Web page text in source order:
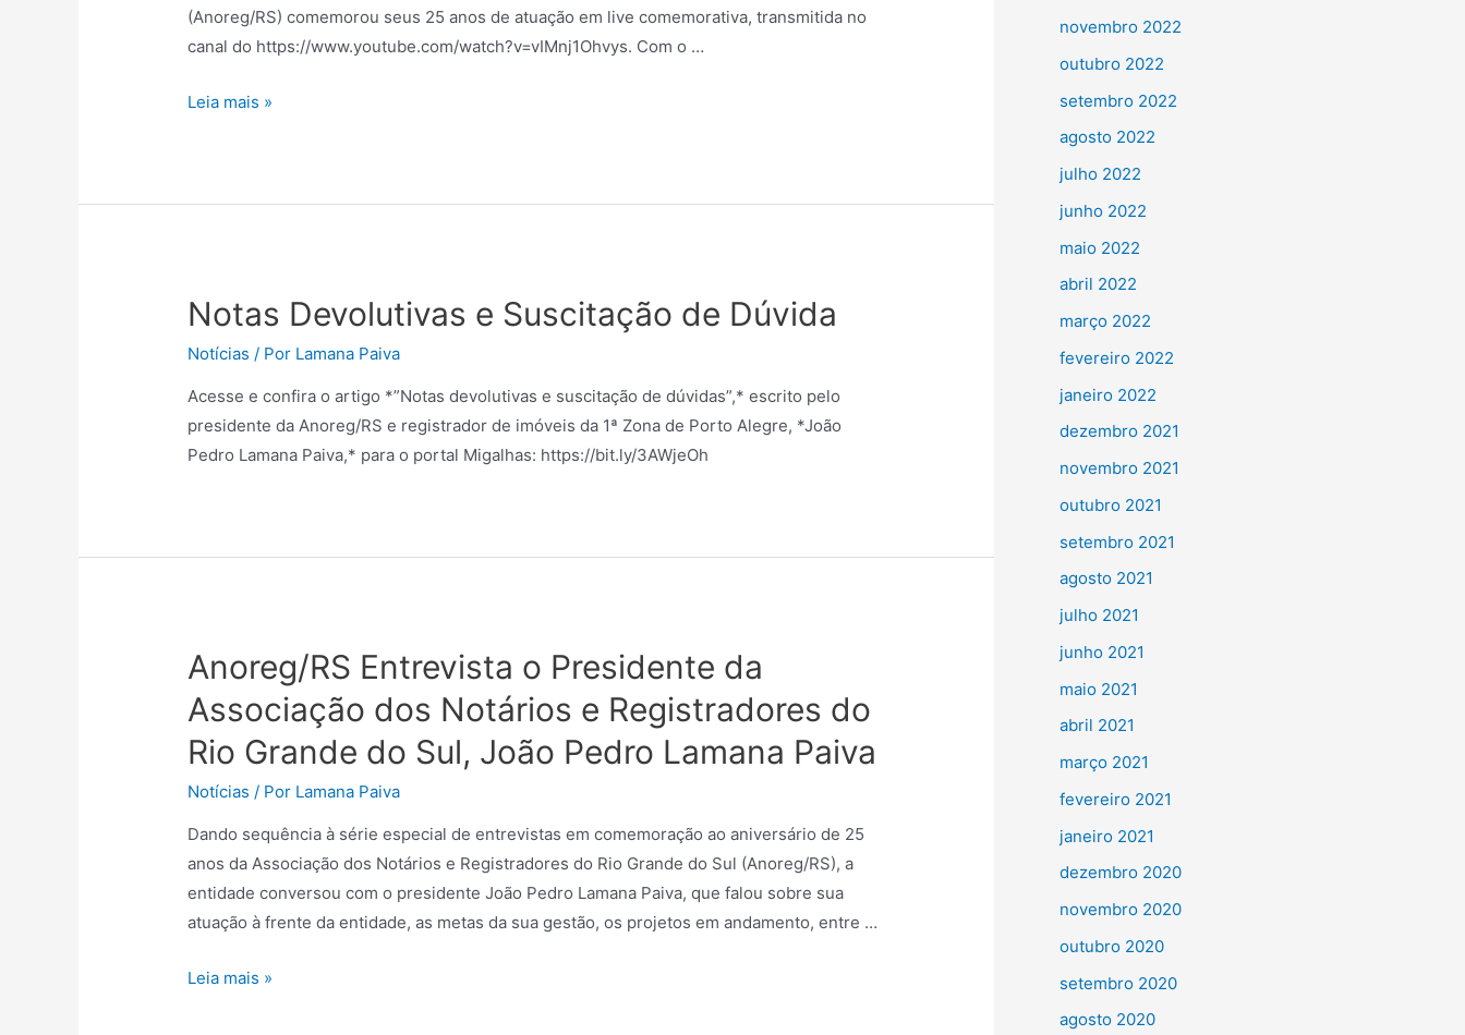
(Anoreg/RS) comemorou seus 25 anos de atuação em live comemorativa, transmitida no
canal do https://www.youtube.com/watch?v=vIMnj1Ohvys. Com o …
Leia mais »
Notas Devolutivas e Suscitação de Dúvida
Notícias / Por Lamana Paiva
Acesse e confira o artigo *”Notas devolutivas e suscitação de dúvidas”,* escrito pelo
presidente da Anoreg/RS e registrador de imóveis da 1ª Zona de Porto Alegre, *João
Pedro Lamana Paiva,* para o portal Migalhas: https://bit.ly/3AWjeOh
Anoreg/RS Entrevista o Presidente da
Associação dos Notários e Registradores do
Rio Grande do Sul, João Pedro Lamana Paiva
Notícias / Por Lamana Paiva
Dando sequência à série especial de entrevistas em comemoração ao aniversário de 25
anos da Associação dos Notários e Registradores do Rio Grande do Sul (Anoreg/RS), a
entidade conversou com o presidente João Pedro Lamana Paiva, que falou sobre sua
atuação à frente da entidade, as metas da sua gestão, os projetos em andamento, entre …
Leia mais »
novembro 2022
outubro 2022
setembro 2022
agosto 2022
julho 2022
junho 2022
maio 2022
abril 2022
março 2022
fevereiro 2022
janeiro 2022
dezembro 2021
novembro 2021
outubro 2021
setembro 2021
agosto 2021
julho 2021
junho 2021
maio 2021
abril 2021
março 2021
fevereiro 2021
janeiro 2021
dezembro 2020
novembro 2020
outubro 2020
setembro 2020
agosto 2020